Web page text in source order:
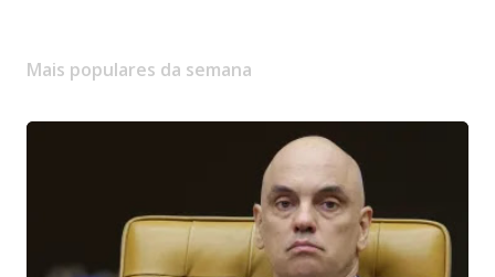
Mais populares da semana